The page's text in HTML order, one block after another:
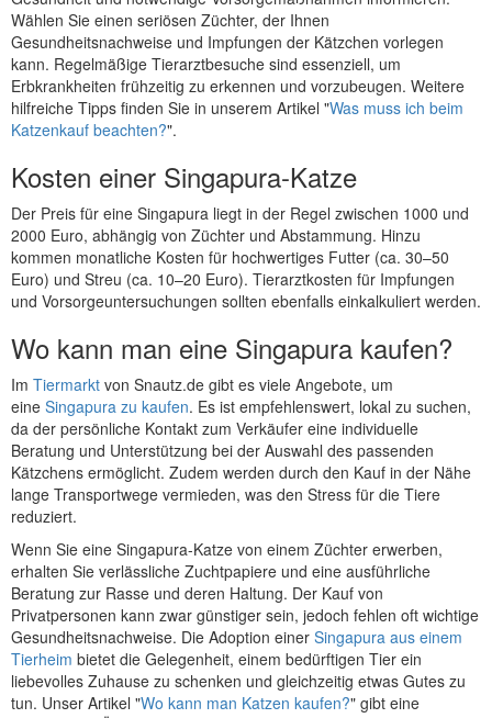
Wählen Sie einen seriösen Züchter, der Ihnen
Gesundheitsnachweise und Impfungen der Kätzchen vorlegen
kann. Regelmäßige Tierarztbesuche sind essenziell, um
Erbkrankheiten frühzeitig zu erkennen und vorzubeugen. Weitere
hilfreiche Tipps finden Sie in unserem Artikel "Was muss ich beim
Katzenkauf beachten?".
Kosten einer Singapura-Katze
Der Preis für eine Singapura liegt in der Regel zwischen 1000 und
2000 Euro, abhängig von Züchter und Abstammung. Hinzu
kommen monatliche Kosten für hochwertiges Futter (ca. 30–50
Euro) und Streu (ca. 10–20 Euro). Tierarztkosten für Impfungen
und Vorsorgeuntersuchungen sollten ebenfalls einkalkuliert werden.
Wo kann man eine Singapura kaufen?
Im Tiermarkt von Snautz.de gibt es viele Angebote, um
eine Singapura zu kaufen. Es ist empfehlenswert, lokal zu suchen,
da der persönliche Kontakt zum Verkäufer eine individuelle
Beratung und Unterstützung bei der Auswahl des passenden
Kätzchens ermöglicht. Zudem werden durch den Kauf in der Nähe
lange Transportwege vermieden, was den Stress für die Tiere
reduziert.
Wenn Sie eine Singapura-Katze von einem Züchter erwerben,
erhalten Sie verlässliche Zuchtpapiere und eine ausführliche
Beratung zur Rasse und deren Haltung. Der Kauf von
Privatpersonen kann zwar günstiger sein, jedoch fehlen oft wichtige
Gesundheitsnachweise. Die Adoption einer Singapura aus einem
Tierheim bietet die Gelegenheit, einem bedürftigen Tier ein
liebevolles Zuhause zu schenken und gleichzeitig etwas Gutes zu
tun. Unser Artikel "Wo kann man Katzen kaufen?" gibt eine